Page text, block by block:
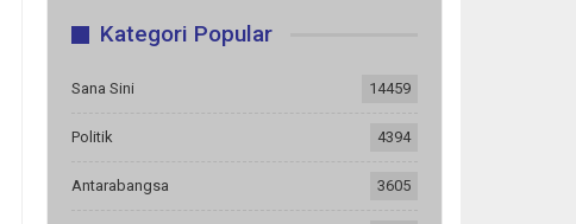
Kategori Popular
Sana Sini 14459
Politik 4394
Antarabangsa 3605